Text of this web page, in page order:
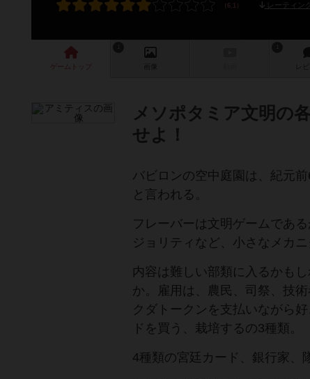
レーティン
ゲーム 画像 レ
メソポタミア文明の
せよ！
バビロンの空中庭園は、紀元
と言われる。
フレーバーは文明ゲームであ
ジョリティなど、小さなメカ
内容は難しい部類に入るかも
か。雇用は、農民、司祭、技
クダトークンを支払いながら
ドを買う、栽培するの3種類。
4種類の宮廷カード、銀行家、